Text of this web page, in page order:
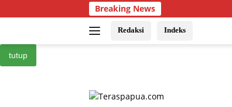
ke
Breaking News
Redaksi Indeks
tutup